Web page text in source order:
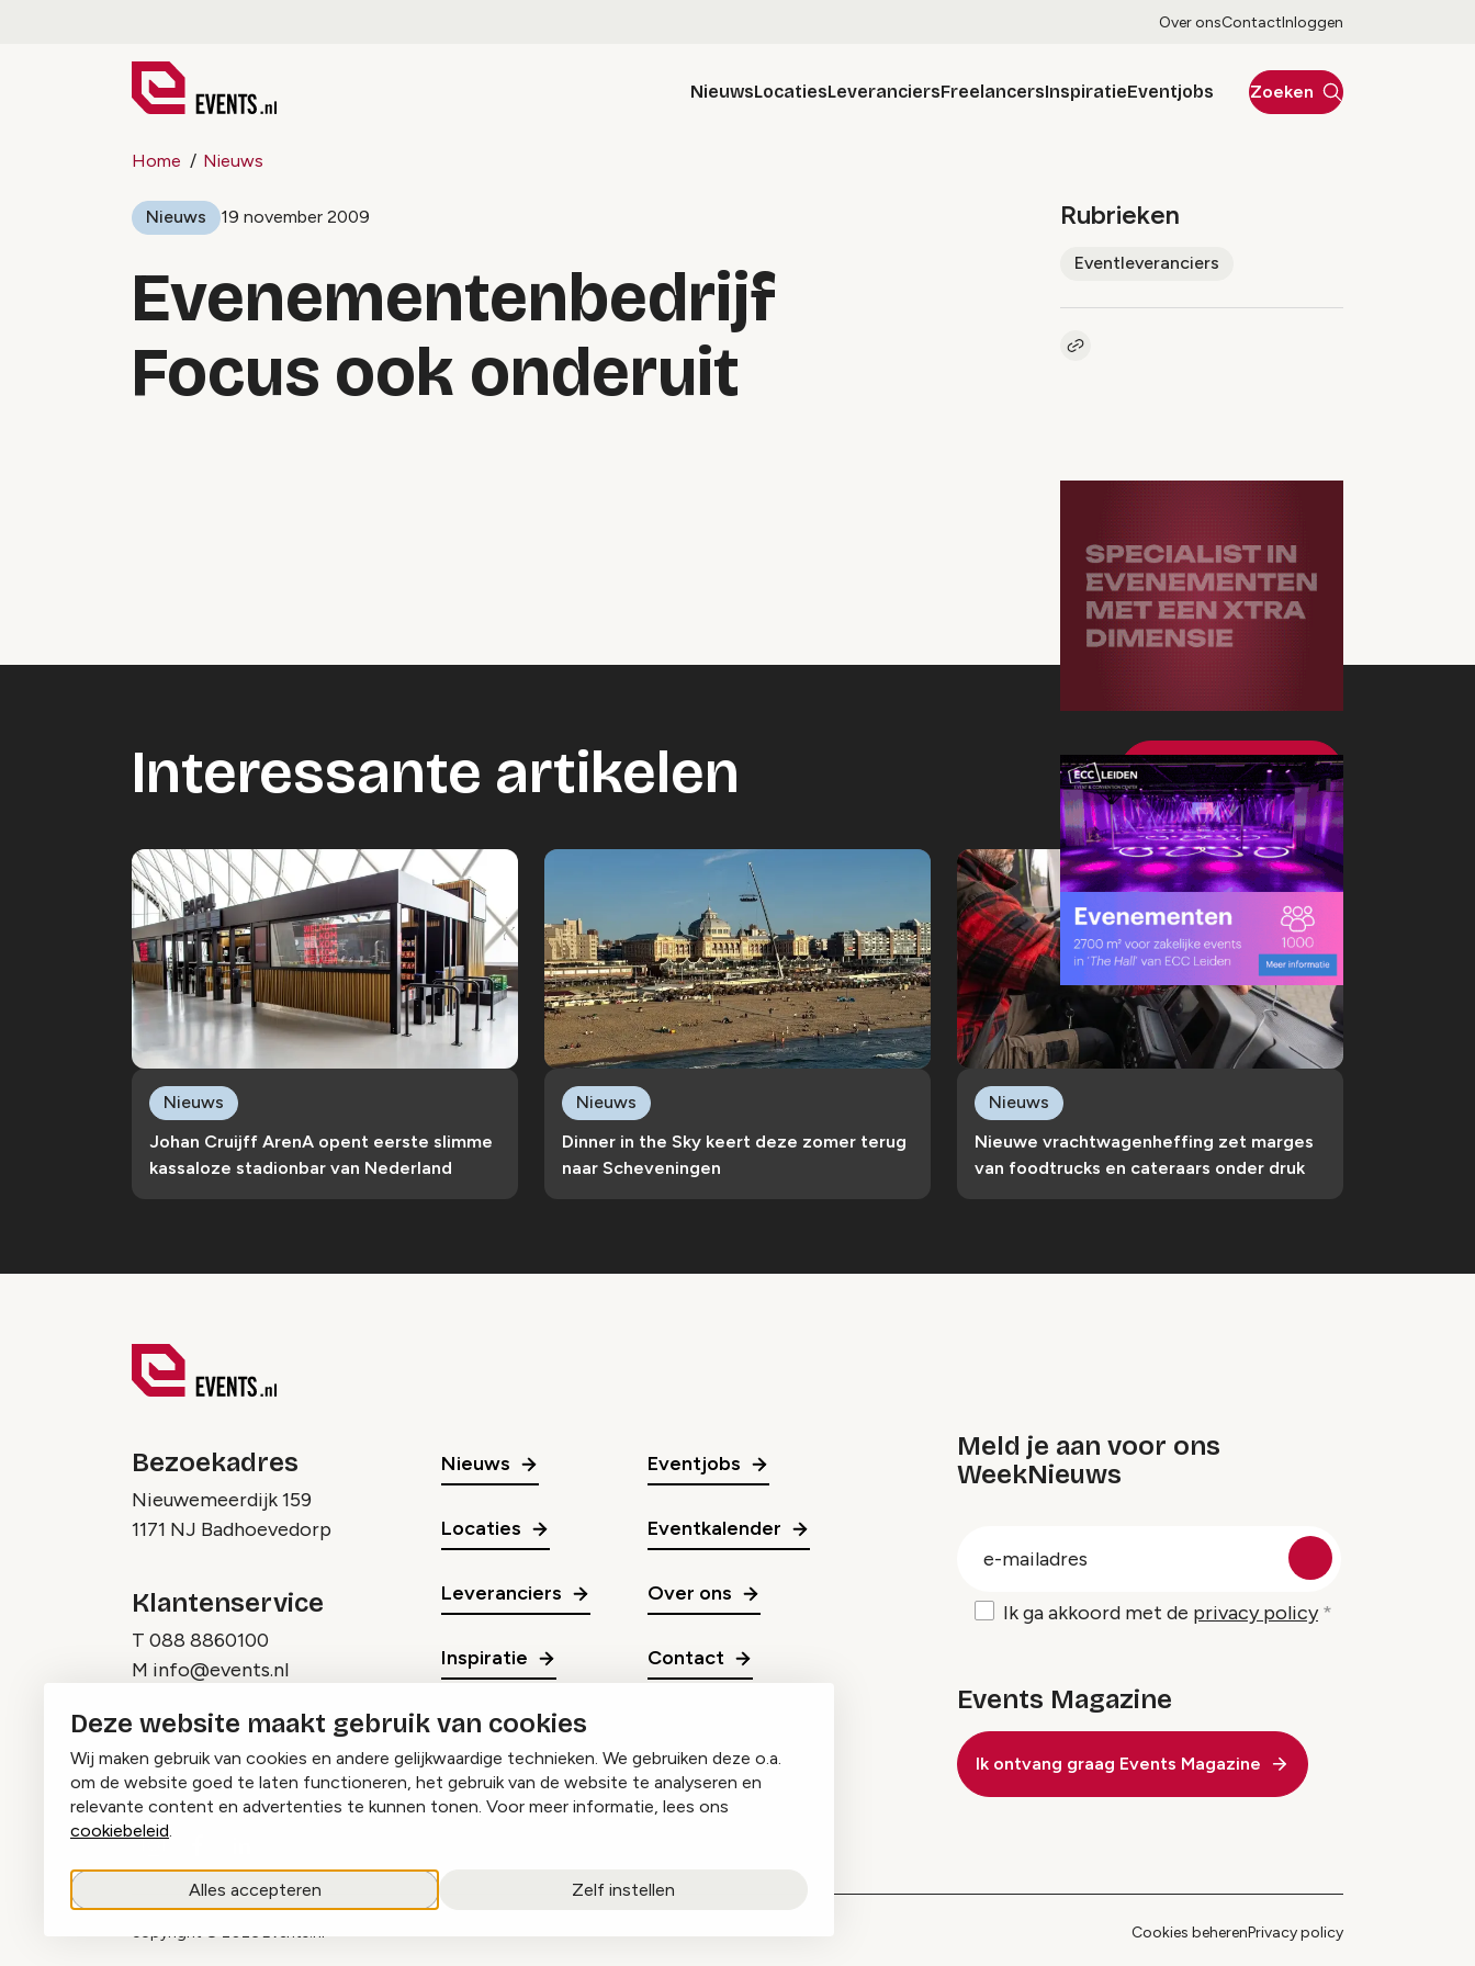
Deze website maakt gebruik van cookies
Wij maken gebruik van cookies en andere gelijkwaardige technieken. We gebruiken deze o.a.
om de website goed te laten functioneren, het gebruik van de website te analyseren en
relevante content en advertenties te kunnen tonen. Voor meer informatie, lees ons
cookiebeleid.
Alles accepteren Zelf instellen
Over onsContactInloggen
NieuwsLocatiesLeveranciersFreelancersInspiratieEventjobs Zoeken
Home Nieuws
Nieuws 19 november 2009
Evenementenbedrijf
Focus ook onderuit
Rubrieken
Eventleveranciers
Kopieer link naar artikel
Interessante artikelen Bekijk meer nieuws
Johan Cruijff ArenA opent eerste slimme
kassaloze stadionbar van Nederland
Nieuws
Dinner in the Sky keert deze zomer terug
naar Scheveningen
Nieuws
Nieuwe vrachtwagenheffing zet marges
van foodtrucks en cateraars onder druk
Nieuws
Bezoekadres
Nieuwemeerdijk 159
1171 NJ Badhoevedorp
Klantenservice
T 088 8860100
M info@events.nl
Nieuws
Locaties
Leveranciers
Inspiratie
Eventjobs
Eventkalender
Over ons
Contact
Meld je aan voor ons
WeekNieuws
Ik ga akkoord met de privacy policy
Events Magazine
Ik ontvang graag Events Magazine
Cookies beherenPrivacy policy
copyright © 2026 Events.nl